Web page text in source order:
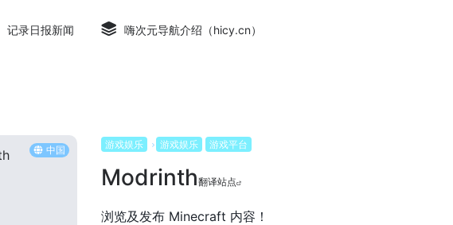
记录日报新闻 嗨次元导航介绍（hicy.cn）
中国 游戏娱乐 游戏娱乐 游戏平台
Modrinth翻译站点
浏览及发布 Minecraft 内容！